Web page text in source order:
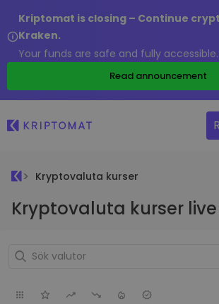
Kriptomat is closing – Continue
Kraken.
Your funds are safe and fully accessible.
Read announcement
Kryptovaluta kurser
Kryptovaluta kurser live